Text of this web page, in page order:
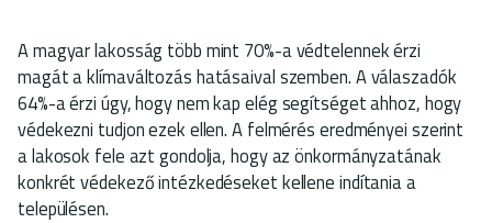
A magyar lakosság több mint 70%-a védtelennek érzi
magát a klímaváltozás hatásaival szemben. A válaszadók
64%-a érzi úgy, hogy nem kap elég segítséget ahhoz, hogy
védekezni tudjon ezek ellen. A felmérés eredményei szerint
a lakosok fele azt gondolja, hogy az önkormányzatának
konkrét védekező intézkedéseket kellene indítania a
településen.